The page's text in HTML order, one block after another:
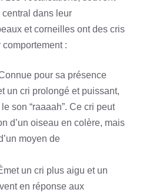
dans leur
et corneilles ont des cris
:
pour sa présence
un cri prolongé et puissant,
son “raaaah”. Ce cri peut
d’un oiseau en colère, mais
moyen de
un cri plus aigu et un
en réponse aux